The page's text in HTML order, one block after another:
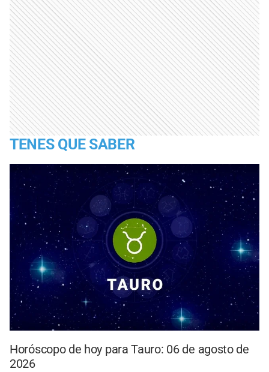
TENES QUE SABER
Horóscopo de hoy para Tauro: 06 de agosto de
2026